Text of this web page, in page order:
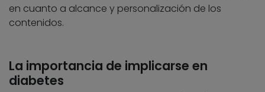
en cuanto a alcance y personalización de los
contenidos.
La importancia de implicarse en
diabetes